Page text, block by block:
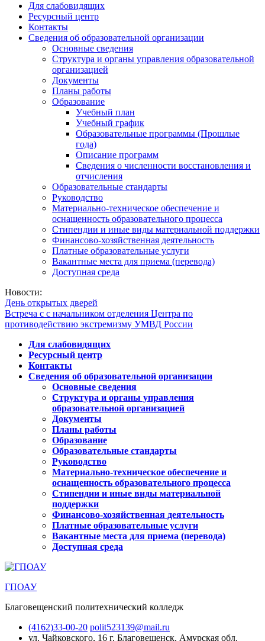
Для слабовидящих
Ресурсный центр
Контакты
Сведения об образовательной организации
Основные сведения
Структура и органы управления образовательной
организацией
Документы
Планы работы
Образование
Учебный план
Учебный график
Образовательные программы (Прошлые
года)
Описание программ
Сведения о численности восстановления и
отчисления
Образовательные стандарты
Руководство
Материально-техническое обеспечение и
оснащенность образовательного процесса
Стипендии и иные виды материальной поддержки
Финансово-хозяйственная деятельность
Платные образовательные услуги
Вакантные места для приема (перевода)
Доступная среда
Новости:
День открытых дверей
Встреча с с начальником отделения Центра по
противодействию экстремизму УМВД России
Для слабовидящих
Ресурсный центр
Контакты
Сведения об образовательной организации
Основные сведения
Структура и органы управления
образовательной организацией
Документы
Планы работы
Образование
Образовательные стандарты
Руководство
Материально-техническое обеспечение и
оснащенность образовательного процесса
Стипендии и иные виды материальной
поддержки
Финансово-хозяйственная деятельность
Платные образовательные услуги
Вакантные места для приема (перевода)
Доступная среда
ГПОАУ
Благовещенский политехнический колледж
(4162)33-00-20 polit523139@mail.ru
ул. Чайковского, 16 г. Благовещенск, Амурская обл.